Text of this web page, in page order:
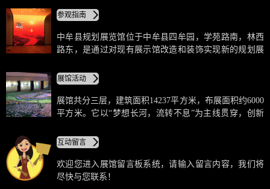
场馆建筑面积14237平方米，地上面积约8200平方米，布
展面积约6000平方米。
参观指南
中牟县规划展览馆位于中牟县四牟园，学苑路南，林西
路东，是通过对现有展示馆改造和装饰实现新的规划展
介绍中牟的过去、今天和未来。其他区域以多样形式充
分展示了领导关怀、基础设施、城市建设、园区建设、
招商引资和明星企业等板块。
展馆活动
展馆共分三层，建筑面积14237平方米，布展面积约6000
平方米。它以“梦想长河，流转不息”为主线贯穿，创新
历史长河、辉煌成就、沙盘模型、规划里程、4d影院、
临展公示区。通过展板、模型、高科技等展示手段，全
面展示了中牟的过去、现在和未来。让观者穿越历史与
未来，畅游中牟锦绣风姿，体验多彩感受。
互动留言
欢迎您进入展馆留言板系统，请输入留言内容，我们将
尽快与您联系！